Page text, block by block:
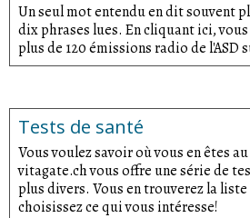
Un seul mot entendu en dit souvent
dix phrases lues. En cliquant ici,
plus de 120 émissions radio de l'ASD
Tests de santé
Vous voulez savoir où vous en êtes
vitagate.ch vous offre une série de
plus divers. Vous en trouverez la
choisissez ce qui vous intéresse!